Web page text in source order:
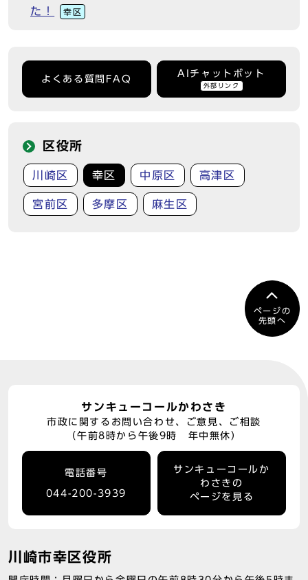
た！
幸区
よくある質問FAQ
AIチャットボット
外部リンク
区役所
川崎区 幸区 中原区 高津区
宮前区 多摩区 麻生区
ページの
先頭へ
サンキューコールかわさき
市政に関するお問い合わせ、ご意見、ご相談
（午前8時から午後9時 年中無休）
電話番号
044-200-3939
サンキューコールか
わさきの
ページを見る
川崎市幸区役所